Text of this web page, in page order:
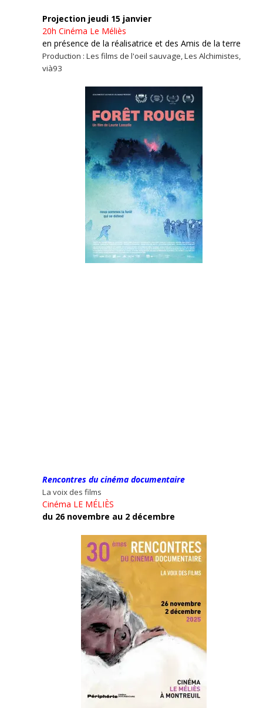
Projection jeudi 15 janvier
20h Cinéma Le Méliès
en présence de la réalisatrice et des Amis de la terre
Production : Les films de l'oeil sauvage, Les Alchimistes,
vià93
Rencontres du cinéma documentaire
La voix des films
Cinéma LE MÉLIÈS
du 26 novembre au 2 décembre